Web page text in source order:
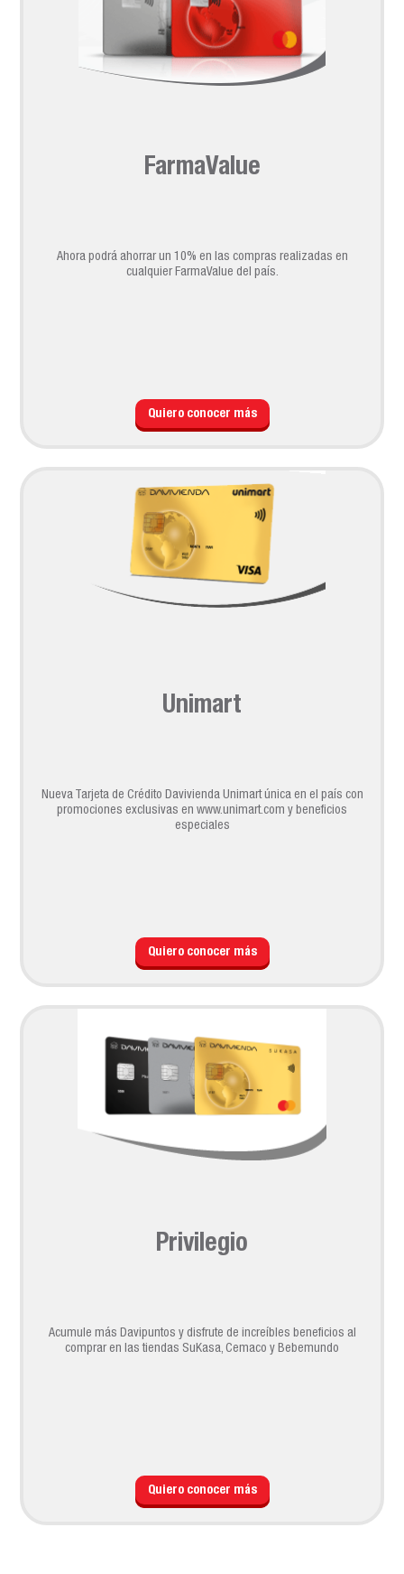
FarmaValue
Ahora podrá ahorrar un 10% en las compras realizadas en
cualquier FarmaValue del país.
Quiero conocer más
Unimart
Nueva Tarjeta de Crédito Davivienda Unimart única en el país con
promociones exclusivas en www.unimart.com y beneficios
especiales
Quiero conocer más
Privilegio
Acumule más Davipuntos y disfrute de increíbles beneficios al
comprar en las tiendas SuKasa, Cemaco y Bebemundo
Quiero conocer más